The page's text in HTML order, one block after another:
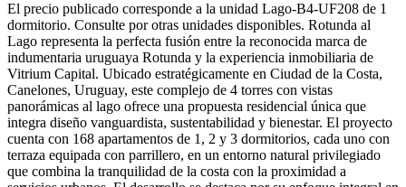
El precio publicado corresponde a la unidad Lago-B4-UF208 de 1
dormitorio. Consulte por otras unidades disponibles. Rotunda al
Lago representa la perfecta fusión entre la reconocida marca de
indumentaria uruguaya Rotunda y la experiencia inmobiliaria de
Vitrium Capital. Ubicado estratégicamente en Ciudad de la Costa,
Canelones, Uruguay, este complejo de 4 torres con vistas
panorámicas al lago ofrece una propuesta residencial única que
integra diseño vanguardista, sustentabilidad y bienestar. El proyecto
cuenta con 168 apartamentos de 1, 2 y 3 dormitorios, cada uno con
terraza equipada con parrillero, en un entorno natural privilegiado
que combina la tranquilidad de la costa con la proximidad a